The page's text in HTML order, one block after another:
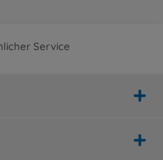
Hersteller Shop
Service
ab 25€
Lieferung